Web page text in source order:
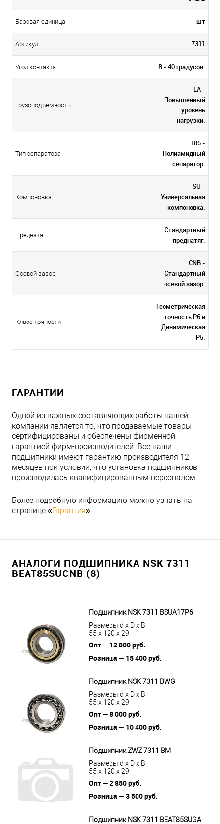
Базовая единица шт
Артикул 7311
Угол контакта B - 40 градусов.
Грузоподъемность
EA -
Повышенный
уровень
нагрузки.
Тип сепаратора
T85 -
Полиамидный
сепаратор.
Компоновка
SU -
Универсальная
компоновка.
Преднатяг
Стандартный
преднатяг.
Осевой зазор
CNB -
Стандартный
осевой зазор.
Класс точности
Геометрическая
точность P6 и
Динамическая
P5.
ГАРАНТИИ
Одной из важных составляющих работы нашей
компании является то, что продаваемые товары
сертифицированы и обеспечены фирменной
гарантией фирм-производителей. Все наши
подшипники имеют гарантию производителя 12
месяцев при условии, что установка подшипников
производилась квалифицированным персоналом.
Более подробную информацию можно узнать на
странице «Гарантия»
АНАЛОГИ ПОДШИПНИКА NSK 7311
BEAT85SUCNB (8)
Подшипник NSK 7311 BSUA17P6
Размеры d x D x B
55 x 120 x 29
Опт — 12 800 руб.
Розница — 15 400 руб.
Подшипник NSK 7311 BWG
Размеры d x D x B
55 x 120 x 29
Опт — 8 000 руб.
Розница — 10 400 руб.
Подшипник ZWZ 7311 BM
Размеры d x D x B
55 x 120 x 29
Опт — 2 850 руб.
Розница — 3 500 руб.
Подшипник NSK 7311 BEAT85SUGA